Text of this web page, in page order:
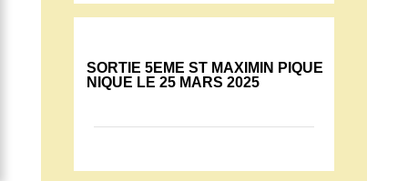
SORTIE 5EME ST MAXIMIN PIQUE
NIQUE LE 25 MARS 2025